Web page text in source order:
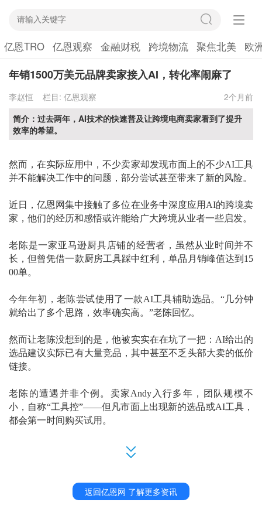
亿恩TRO 亿恩观察 金融财税 跨境物流 聚焦北美 欧
年销1500万美元品牌卖家接入AI，转化率闹麻了
李赵恒 栏目: 亿恩观察
2个月前
简介：过去两年，AI技术的快速普及让跨境电商卖家看到了提升
效率的希望。
然而，在实际应用中，不少卖家却发现市面上的不少AI工具
并不能解决工作中的问题，部分尝试甚至带来了新的风险。
近日，亿恩网集中接触了多位在业务中深度应用 AI的跨境卖
家，他们的经历和感悟或许能给广大跨境从业者一些启发。
老陈是一家亚马逊厨具店铺的经营者，虽然从业时间并不
长，但曾凭借一款厨房工具踩中红利，单品月销峰值达到 15
00单。
今年年初，老陈尝试使用了一款AI工具辅助选品。“几分钟
就给出了多个思路，效率确实高。”老陈回忆。
然而让老陈没想到的是，他被实实在在坑了一把： AI给出的
选品建议实际已有大量竞品，其中甚至不乏头部大卖的低价
链接。
老陈的遭遇并非个例。卖家Andy入行多年，团队规模不
小，自称“工具控”——但凡市面上出现新的选品或AI工具，
都会第一时间购买试用。
“过去两年，我在各类工具上的投入累计超过数万元，但坦
白说，没有一款能完全满足需求。”Andy表示。
如同Andy和老陈，跨境卖家们仍在期待一款能够完全满足需求
返回亿恩网 了解更多资讯